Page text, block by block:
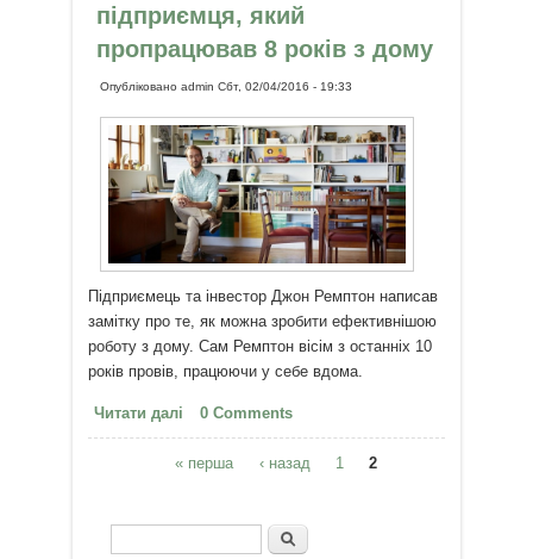
підприємця, який
пропрацював 8 років з дому
Опублікованоadmin Сбт, 02/04/2016 - 19:33
Підприємець та інвестор Джон Ремптон написав
замітку про те, як можна зробити ефективнішою
роботу з дому. Сам Ремптон вісім з останніх 10
років провів, працюючи у себе вдома.
Читати далі про Ефективна віддалена
робота: 10 порад від підприємця,
який пропрацював 8 років з
0 Comments
Сторінки« перша ‹ назад 1 2
Пошукова форма
Пошук